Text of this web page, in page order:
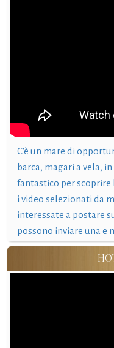
C'è un mare di
barca, magari a vela,
fantastico per scoprire
i video selezionati da
interessate a postare
possono inviare una e